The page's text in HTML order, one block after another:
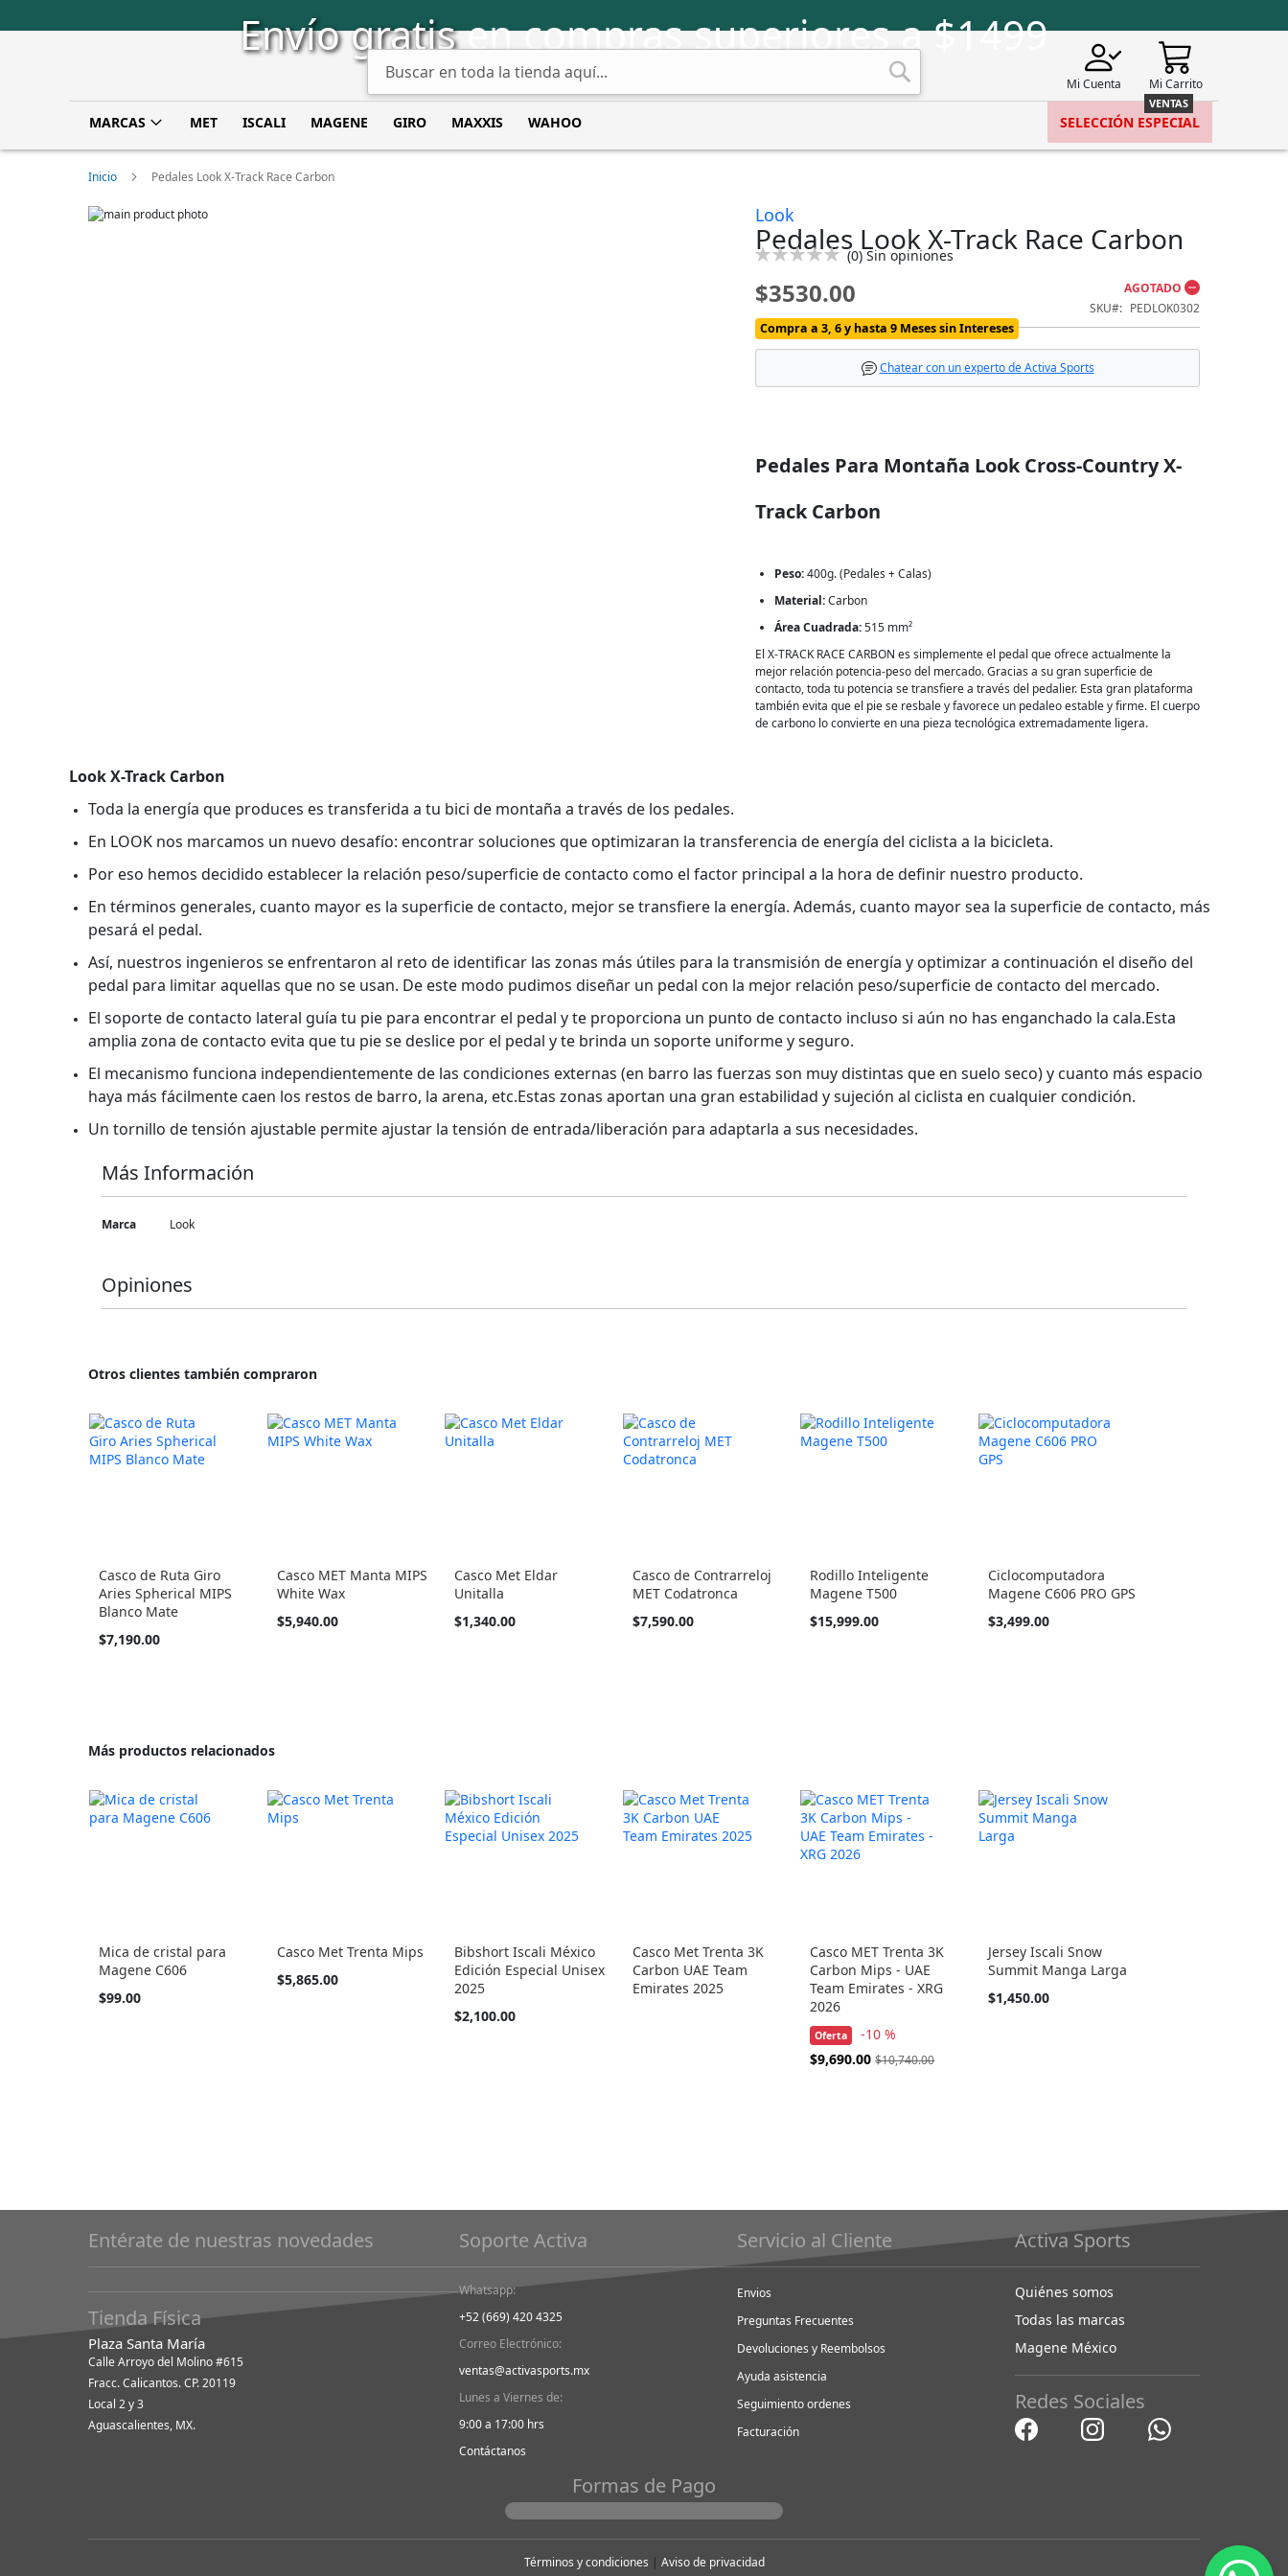
a
Envío gratisen compras superiores a $1499
Buscar
Mi Cuenta Mi Carrito
MARCAS MET ISCALI MAGENE GIRO MAXXIS WAHOO SELECCIÓN ESPECIAL
Inicio Pedales Look X-Track Race Carbon
Skip
Look
Pedales Look X-Track Race Carbon
Calificación:
(0)Sin opiniones
$3530.00
AGOTADO
SKU
PEDLOK0302
Compra a 3, 6 y hasta 9 Meses sin Intereses
Chatear con un experto de Activa Sports
Pedales Para Montaña Look Cross-Country X-
Track Carbon
Peso:400g. (Pedales + Calas)
Material:Carbon
Área Cuadrada:515 mm²
El X-TRACK RACE CARBON es simplemente el pedal que ofrece actualmente la
mejor relación potencia-peso del mercado. Gracias a su gran superficie de
contacto, toda tu potencia se transfiere a través del pedalier. Esta gran plataforma
también evita que el pie se resbale y favorece un pedaleo estable y firme. El cuerpo
de carbono lo convierte en una pieza tecnológica extremadamente ligera.
Look X-Track Carbon
Toda la energía que produces es transferida a tu bici de montaña a través de los pedales.
En LOOK nos marcamos un nuevo desafío: encontrar soluciones que optimizaran la transferencia de energía del ciclista a la bicicleta.
Por eso hemos decidido establecer la relación peso/superficie de contacto como el factor principal a la hora de definir nuestro producto.
En términos generales, cuanto mayor es la superficie de contacto, mejor se transfiere la energía. Además, cuanto mayor sea la superficie de contacto, más
pesará el pedal.
Así, nuestros ingenieros se enfrentaron al reto de identificar las zonas más útiles para la transmisión de energía y optimizar a continuación el diseño del
pedal para limitar aquellas que no se usan. De este modo pudimos diseñar un pedal con la mejor relación peso/superficie de contacto del mercado.
El soporte de contacto lateral guía tu pie para encontrar el pedal y te proporciona un punto de contacto incluso si aún no has enganchado la cala.Esta
amplia zona de contacto evita que tu pie se deslice por el pedal y te brinda un soporte uniforme y seguro.
El mecanismo funciona independientemente de las condiciones externas (en barro las fuerzas son muy distintas que en suelo seco) y cuanto más espacio
haya más fácilmente caen los restos de barro, la arena, etc.Estas zonas aportan una gran estabilidad y sujeción al ciclista en cualquier condición.
Un tornillo de tensión ajustable permite ajustar la tensión de entrada/liberación para adaptarla a sus necesidades.
Más Información
Más
Marca Look
Opiniones
Otros clientes también compraron
Casco de Ruta Giro
Aries Spherical MIPS
Blanco Mate
$7,190.00
Casco MET Manta MIPS
White Wax
Tan
$5,940.00
Casco Met Eldar
Unitalla
Tan
$1,340.00
Casco de Contrarreloj
MET Codatronca
Tan
$7,590.00
Rodillo Inteligente
Magene T500
$15,999.00
Ciclocomputadora
Magene C606 PRO GPS
$3,499.00
Más productos relacionados
Mica de cristal para
Magene C606
$99.00
Casco Met Trenta Mips
Tan
$5,865.00
Bibshort Iscali México
Edición Especial Unisex
2025
Tan
$2,100.00
Casco Met Trenta 3K
Carbon UAE Team
Emirates 2025
Casco MET Trenta 3K
Carbon Mips - UAE
Team Emirates - XRG
2026
Oferta -10 %
Precio
$9,690.00 $10,740.00
Jersey Iscali Snow
Summit Manga Larga
Tan
$1,450.00
Entérate de nuestras novedades
Tienda Física
Plaza Santa María
Calle Arroyo del Molino #615
Fracc. Calicantos. CP. 20119
Local 2 y 3
Aguascalientes, MX.
Soporte Activa
Whatsapp:
+52 (669) 420 4325
Correo Electrónico:
ventas@activasports.mx
Lunes a Viernes de:
9:00 a 17:00 hrs
Contáctanos
Servicio al Cliente
Envios
Preguntas Frecuentes
Devoluciones y Reembolsos
Ayuda asistencia
Seguimiento ordenes
Facturación
Activa Sports
Quiénes somos
Todas las marcas
Magene México
Redes Sociales
Formas de Pago
Términos y condiciones | Aviso de privacidad